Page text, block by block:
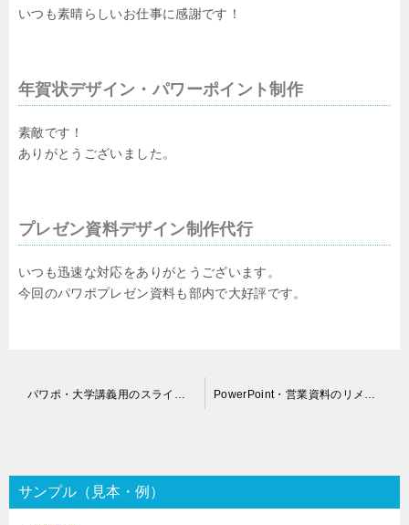
いつも素晴らしいお仕事に感謝です！
年賀状デザイン・パワーポイント制作
素敵です！
ありがとうございました。
プレゼン資料デザイン制作代行
いつも迅速な対応をありがとうございます。
今回のパワポプレゼン資料も部内で大好評です。
ゲ
ー
シ
サンプル（見本・例）